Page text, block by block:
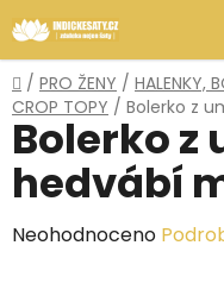
na
obsah
Domů
/ PRO ŽENY / HALENKY,
CROP TOPY / Bolerko z
Bolerko z
hedvábí
Průměrné
Neohodnoceno